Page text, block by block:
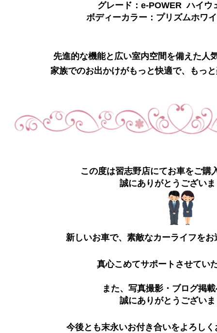
グレード：e-POWER ハイウ
ボディーカラー：プリズムホワ
先進的な機能と広い室内空間を備えた人
家族でのお出かけがもっと快適で、もっ
この度は習志野店にてお車をご購
誠にありがとうござい
新しいお車で、素敵なカーライフをお
真心こめてサポートさせてい
また、写真撮影・ブログ掲
誠にありがとうござい
今後とも末永いお付き合いをよろし